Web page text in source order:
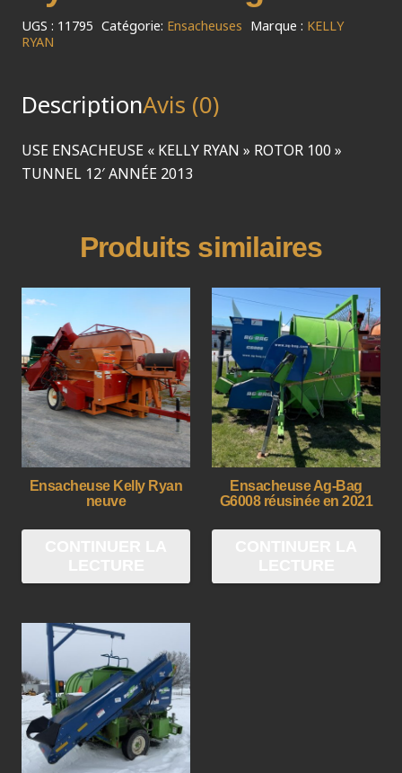
UGS : 11795 Catégorie: Ensacheuses Marque : KELLY
RYAN
DescriptionAvis (0)
USE ENSACHEUSE « KELLY RYAN » ROTOR 100 »
TUNNEL 12′ ANNÉE 2013
Produits similaires
Ensacheuse Kelly Ryan
neuve
Ensacheuse Ag-Bag
G6008 réusinée en 2021